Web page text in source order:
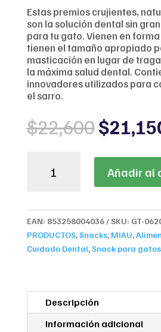
Estas premios crujientes,
son la solución dental sin
para tu gato. Vienen en
tienen el tamaño apropiado
masticación en lugar de
la máxima salud dental.
innovadores utilizados para
el sarro.
$22,600
price
was:
$
Treats
Tuna
cantidad
Añadir al
EAN: 853258004036 SKU: GT-
PRODUCTOS,Snacks, MIAU,
Cuidado Dental,Snack para gatos
Descripción
Información adicional